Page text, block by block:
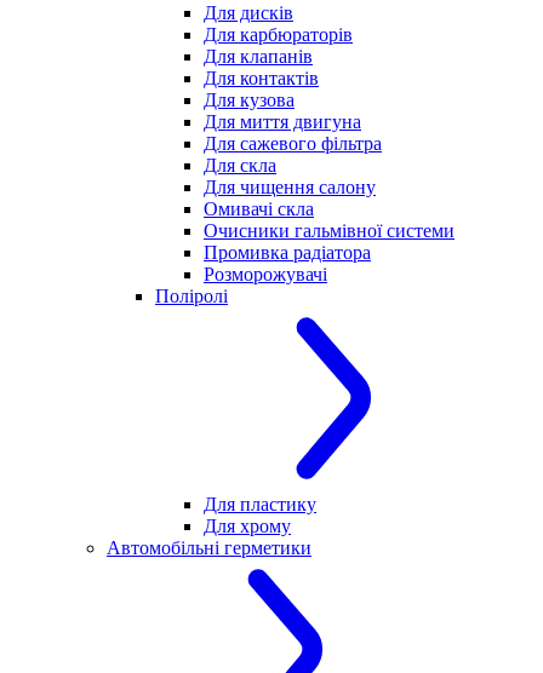
Для дисків
Для карбюраторів
Для клапанів
Для контактів
Для кузова
Для миття двигуна
Для сажевого фільтра
Для скла
Для чищення салону
Омивачі скла
Очисники гальмівної системи
Промивка радіатора
Розморожувачі
Поліролі
Для пластику
Для хрому
Автомобільні герметики